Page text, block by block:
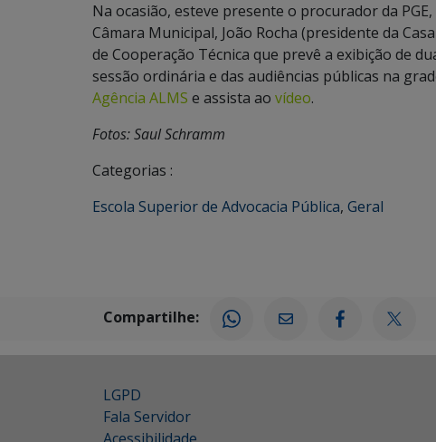
Na ocasião, esteve presente o procurador da
Câmara Municipal, João Rocha (presidente da
de Cooperação Técnica que prevê a exibição de
sessão ordinária e das audiências públicas na
Agência ALMS e assista ao vídeo.
Fotos: Saul Schramm
Categorias :
Escola Superior de Advocacia Pública, Geral
Compartilhe:
LGPD
Fala Servidor